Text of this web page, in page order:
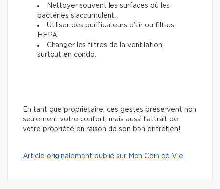
Nettoyer souvent les surfaces où les
bactéries s’accumulent.
Utiliser des purificateurs d’air ou filtres
HEPA.
Changer les filtres de la ventilation,
surtout en condo.
En tant que propriétaire, ces gestes préservent non
seulement votre confort, mais aussi l’attrait de
votre propriété en raison de son bon entretien!
Article originalement publié sur Mon Coin de Vie